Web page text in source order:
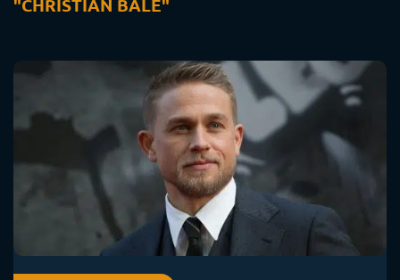
"CHRISTIAN BALE"